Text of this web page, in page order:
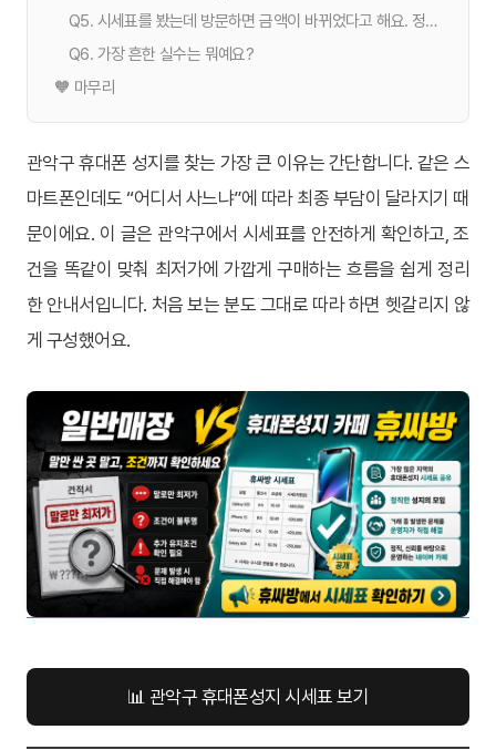
Q5. 시세표를 봤는데 방문하면 금액이 바뀌었다고 해요. 정상인가요?
Q6. 가장 흔한 실수는 뭐예요?
🧡 마무리
관악구 휴대폰 성지를 찾는 가장 큰 이유는 간단합니다. 같은 스
마트폰인데도 “어디서 사느냐”에 따라 최종 부담이 달라지기 때
문이에요. 이 글은 관악구에서 시세표를 안전하게 확인하고, 조
건을 똑같이 맞춰 최저가에 가깝게 구매하는 흐름을 쉽게 정리
한 안내서입니다. 처음 보는 분도 그대로 따라 하면 헷갈리지 않
게 구성했어요.
📊 관악구 휴대폰성지 시세표 보기